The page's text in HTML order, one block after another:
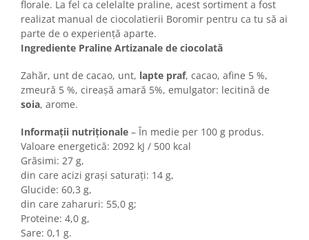
Faina Profesionala
Fursecuri vrac
Congelate brutarie
Cadouri
Pachete Cadou
Cozonac Wine Collection
Accesorii Boromir
Dulciurile Feleacul
Glucoza
Halva
Nuga
Rahat
florale. La fel ca celelalte praline, acest sortiment a fost
realizat manual de ciocolatierii Boromir pentru ca tu să ai
parte de o experiență aparte.
Ingrediente Praline Artizanale de ciocolată
Zahăr, unt de cacao, unt, lapte praf, cacao, afine 5 %,
zmeură 5 %, cireașă amară 5%, emulgator: lecitină de
soia, arome.
Informații nutriționale – În medie per 100 g produs.
Valoare energetică: 2092 kJ / 500 kcal
Grăsimi: 27 g,
din care acizi grași saturați: 14 g,
Glucide: 60,3 g,
din care zaharuri: 55,0 g;
Proteine: 4,0 g,
Sare: 0,1 g.